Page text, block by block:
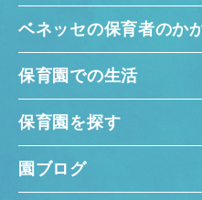
ベネッセの保育者のか
保育園での生活
保育園を探す
園ブログ